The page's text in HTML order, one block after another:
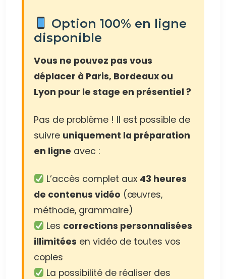
Option 100% en ligne
disponible
Vous ne pouvez pas vous
déplacer à Paris, Bordeaux ou
Lyon pour le stage en présentiel ?
Pas de problème ! Il est possible de
suivre uniquement la préparation
en ligne avec :
L’accès complet aux 43 heures
de contenus vidéo (œuvres,
méthode, grammaire)
Les corrections personnalisées
illimitées en vidéo de toutes vos
copies
La possibilité de réaliser des